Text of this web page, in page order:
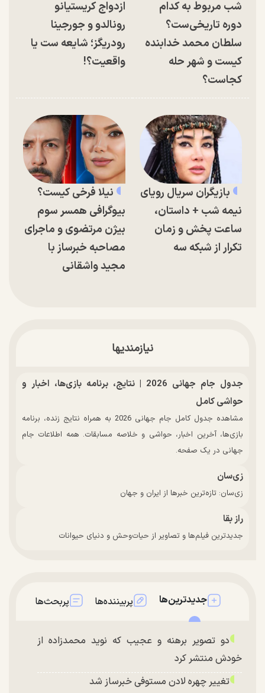
شب مربوط به کدام
دوره تاریخی‌ست؟
سلطان محمد خدابنده
کیست و شهر حله
کجاست؟
ازدواج کریستیانو
رونالدو و جورجینا
رودریگز؛ شایعه ست یا
واقعیت؟!
بازیگران سریال رویای
نیمه شب + داستان،
ساعت پخش و زمان
تکرار از شبکه سه
نیلا فرخی کیست؟
بیوگرافی همسر سوم
بیژن مرتضوی و ماجرای
مصاحبه خبرساز با
مجید واشقانی
نیازمندیها
جدول جام جهانی 2026 | نتایج، برنامه بازی‌ها، اخبار و
حواشی کامل
مشاهده جدول کامل جام جهانی 2026 به همراه نتایج زنده، برنامه
بازی‌ها، آخرین اخبار، حواشی و خلاصه مسابقات. همه اطلاعات جام
جهانی در یک صفحه.
زی‌سان
زی‌سان: تازه‌ترین خبرها از ایران و جهان
راز بقا
جدیدترین فیلم‌ها و تصاویر از حیات‌وحش و دنیای حیوانات
جدیدترین‌ها پربیننده‌ها پربحث‌ها
دو تصویر برهنه و عجیب که نوید محمدزاده از
خودش منتشر کرد
تغییر چهره لادن مستوفی خبرساز شد